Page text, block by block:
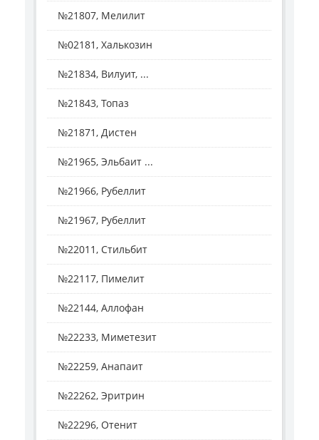
№21807, Мелилит
№02181, Халькозин
№21834, Вилуит, ...
№21843, Топаз
№21871, Дистен
№21965, Эльбаит ...
№21966, Рубеллит
№21967, Рубеллит
№22011, Стильбит
№22117, Пимелит
№22144, Аллофан
№22233, Миметезит
№22259, Анапаит
№22262, Эритрин
№22296, Отенит